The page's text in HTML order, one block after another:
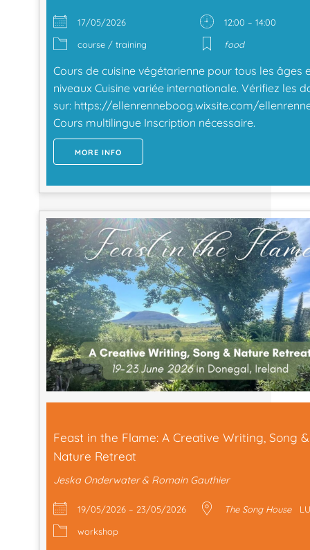
17/05/2026
12:00 – 14:00
course / training
food
Cours de cuisine végétarienne pour tous les âges
niveaux Cuisine variée internationale. Vérifiez les
sur: https://ellenrenneboog.wixsite.com/
Cours multilingue Inscription nécessaire.
MORE INFO
Feast in the Flame: A Creative Writing, Song &
Nature Retreat
Jeska Onderwater & Romain Gauthier
19/05/2026 – 23/05/2026 The Song House
workshop